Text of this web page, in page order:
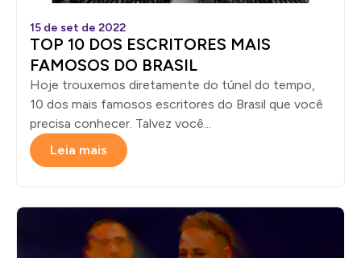
15 de set de 2022
TOP 10 DOS ESCRITORES MAIS
FAMOSOS DO BRASIL
Hoje trouxemos diretamente do túnel do tempo,
10 dos mais famosos escritores do Brasil que você
precisa conhecer. Talvez você...
Leia mais